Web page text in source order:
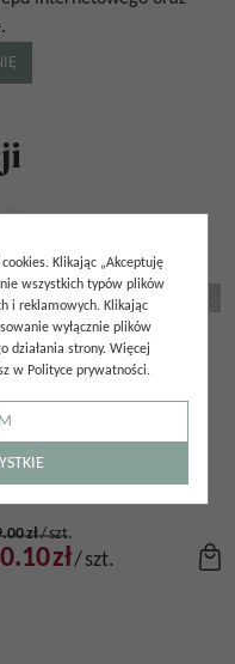
PŁOMIENIOWANY
SZARY 15X120X2
zł/szt.
zł/szt.
Klikając „Akceptuję
wszystkich typów plików
i reklamowych. Klikając
wyłącznie plików
działania strony. Więcej
w Polityce prywatności.